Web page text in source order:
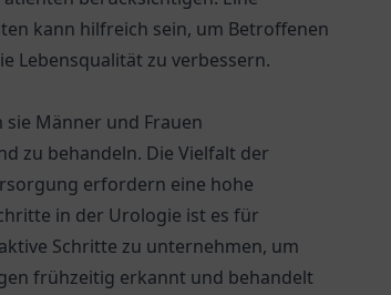
kann hilfreich sein, um Betroffenen
Lebensqualität zu verbessern.
Männer und Frauen
zu behandeln. Die Vielfalt der
erfordern eine hohe
in der Urologie ist es für
Schritte zu unternehmen, um
frühzeitig erkannt und behandelt